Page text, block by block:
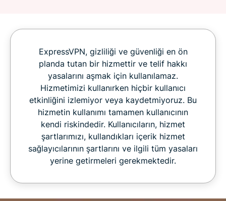
ExpressVPN, gizliliği ve güvenliği en ön
planda tutan bir hizmettir ve telif hakkı
yasalarını aşmak için kullanılamaz.
Hizmetimizi kullanırken hiçbir kullanıcı
etkinliğini izlemiyor veya kaydetmiyoruz. Bu
hizmetin kullanımı tamamen kullanıcının
kendi riskindedir. Kullanıcıların, hizmet
şartlarımızı, kullandıkları içerik hizmet
sağlayıcılarının şartlarını ve ilgili tüm yasaları
yerine getirmeleri gerekmektedir.